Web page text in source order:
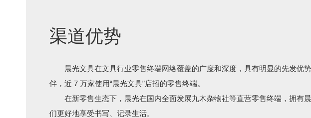
渠道优势
晨光文具在文具行业零售终端网络覆盖的广度和深度，具有明显的先发优
伴，近 7 万家使用“晨光文具”店招的零售终端。
在新零售生态下，晨光在国内全面发展九木杂物社等直营零售终端，拥有
们更好地享受书写、记录生活。